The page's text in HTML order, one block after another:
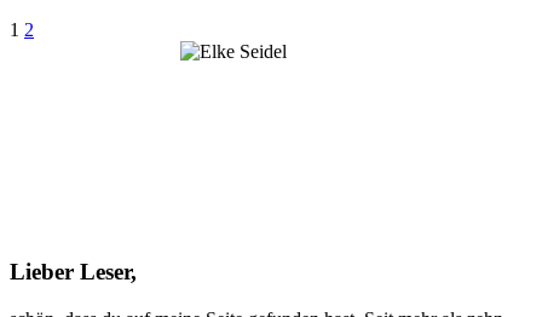
Seitennummerierung
1 2
Lieber Leser,